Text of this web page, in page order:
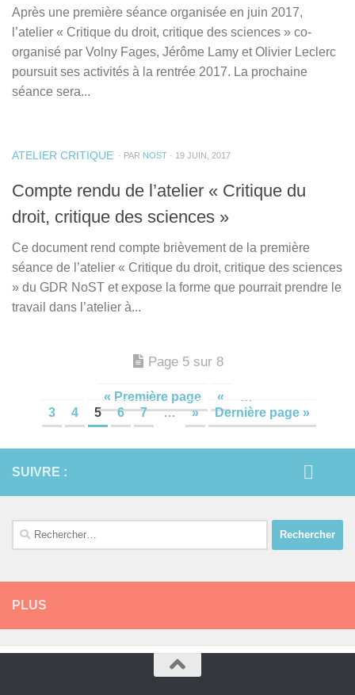
Après une première séance organisée en juin 2017,
l’atelier « Critique du droit, critique des sciences » co-
organisé par Volny Fages, Jérôme Lamy et Olivier Leclerc
poursuit ses activités à la rentrée 2017. La prochaine
séance sera...
ATELIER CRITIQUE · PAR NOST · 19 JUIN, 2017
Compte rendu de l’atelier « Critique du
droit, critique des sciences »
Ce document rend compte brièvement de la première
séance de l’atelier « Critique du droit, critique des sciences
» du GDR NoST et expose la forme que pourrait prendre le
travail dans l’atelier à...
Page 5 sur 8
« Première page «
3
4 5 6 7 … » Dernière page »
SUIVRE :
Rechercher :
PLUS